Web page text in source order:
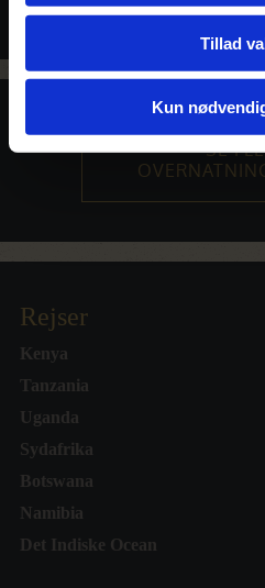
Tillad
Kun
SE
Rejser
Kenya
Tanzania
Uganda
Sydafrika
Botswana
Namibia
Det Indiske Ocean